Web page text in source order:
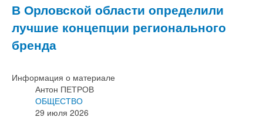
В Орловской области определили
лучшие концепции регионального
бренда
Информация о материале
Антон ПЕТРОВ
ОБЩЕСТВО
29 июля 2026